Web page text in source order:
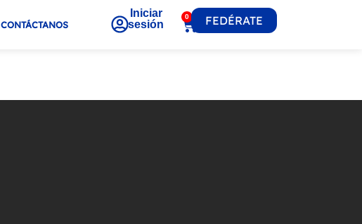
CONTÁCTANOS
Iniciar
sesión
0 FEDÉRATE